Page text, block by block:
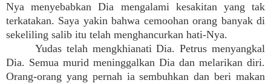
Nya menyebabkan Dia mengalami kesakitan yang tak
terkatakan. Saya yakin bahwa cemoohan orang banyak di
sekeliling salib itu telah menghancurkan hati-Nya.
Yudas telah mengkhianati Dia. Petrus menyangkal
Dia. Semua murid meninggalkan Dia dan melarikan diri.
Orang-orang yang pernah ia sembuhkan dan beri makan